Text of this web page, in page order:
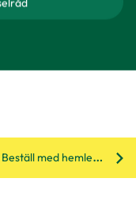
Beställ med hemleverans!